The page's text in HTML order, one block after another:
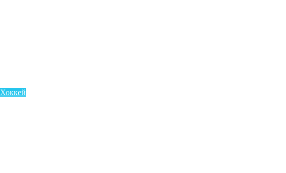
Хоккей